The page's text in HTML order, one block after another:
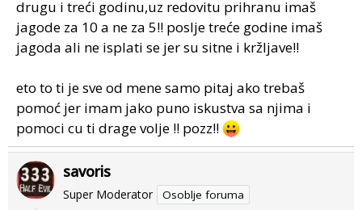
drugu i treći godinu,uz redovitu prihranu imaš
jagode za 10 a ne za 5!! poslje treće godine imaš
jagoda ali ne isplati se jer su sitne i kržljave!!
eto to ti je sve od mene samo pitaj ako trebaš
pomoć jer imam jako puno iskustva sa njima i
pomoci cu ti drage volje !! pozz!!
savoris
Super Moderator Osoblje foruma